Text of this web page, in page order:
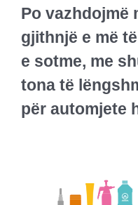
Po vazhdojmë
gjithnjë e më
e sotme, me
tona të
për automjete